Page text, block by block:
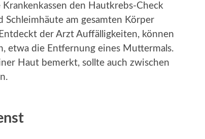
den Hautkrebs-Check
Schleimhäute am gesamten Körper
der Arzt Auffälligkeiten, können
etwa die Entfernung eines Muttermals.
Haut bemerkt, sollte auch zwischen